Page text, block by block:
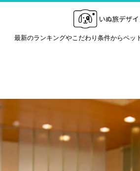
最新のランキングやこだわり条件からペッ